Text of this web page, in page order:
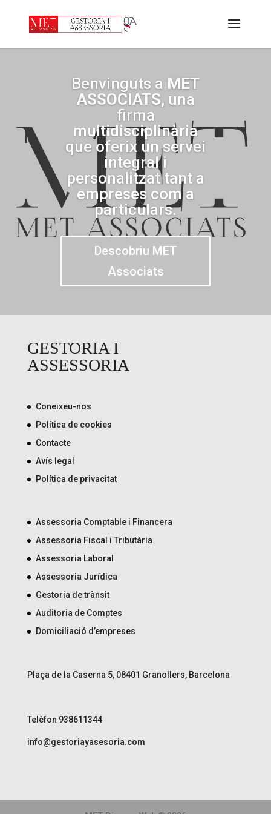
Benvinguts a MET
ASSOCIATS, una
firma
multidisciplinària
que oferix un servei
integral i
personalitzat tant a
empreses com a
particulars.
Descobriu MET
Associats
GESTORIA I
ASSESSORIA
Coneixeu-nos
Política de cookies
Contacte
Avís legal
Política de privacitat
Assessoria Comptable i Financera
Assessoria Fiscal i Tributària
Assessoria Laboral
Assessoria Jurídica
Gestoria de trànsit
Auditoria de Comptes
Domiciliació d’empreses
Plaça de la Caserna 5, 08401 Granollers, Barcelona
Telèfon 938611344
info@gestoriayasesoria.com